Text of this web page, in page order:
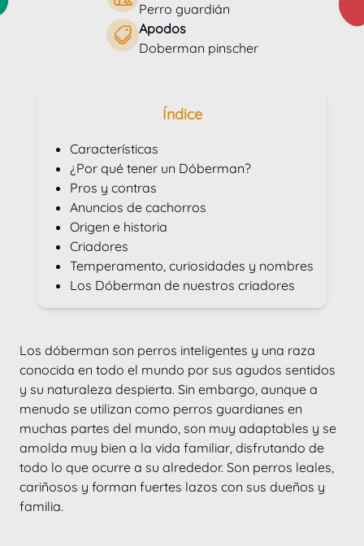
Perro guardián
Apodos
Doberman pinscher
Índice
Características
¿Por qué tener un Dóberman?
Pros y contras
Anuncios de cachorros
Origen e historia
Criadores
Temperamento, curiosidades y nombres
Los Dóberman de nuestros criadores
Los dóberman son perros inteligentes y una raza
conocida en todo el mundo por sus agudos sentidos
y su naturaleza despierta. Sin embargo, aunque a
menudo se utilizan como perros guardianes en
muchas partes del mundo, son muy adaptables y se
amolda muy bien a la vida familiar, disfrutando de
todo lo que ocurre a su alrededor. Son perros leales,
cariñosos y forman fuertes lazos con sus dueños y
familia.